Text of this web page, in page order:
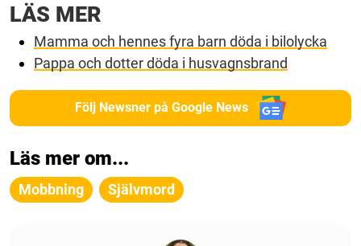
LÄS MER
Mamma och hennes fyra barn döda i bilolycka
Pappa och dotter döda i husvagnsbrand
Följ Newsner på Google News
Läs mer om...
Mobbning Självmord